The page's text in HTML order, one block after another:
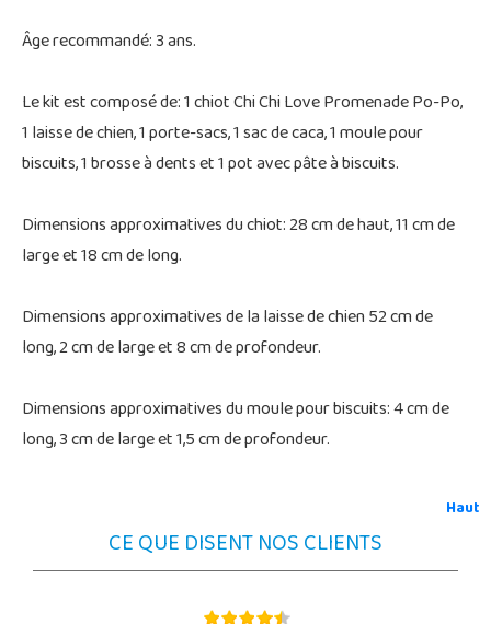
Âge recommandé: 3 ans.
Le kit est composé de: 1 chiot Chi Chi Love Promenade Po-Po,
1 laisse de chien, 1 porte-sacs, 1 sac de caca, 1 moule pour
biscuits, 1 brosse à dents et 1 pot avec pâte à biscuits.
Dimensions approximatives du chiot: 28 cm de haut, 11 cm de
large et 18 cm de long.
Dimensions approximatives de la laisse de chien 52 cm de
long, 2 cm de large et 8 cm de profondeur.
Dimensions approximatives du moule pour biscuits: 4 cm de
long, 3 cm de large et 1,5 cm de profondeur.
Haut
CE QUE DISENT NOS CLIENTS